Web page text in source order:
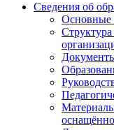
Сведения об
Основные